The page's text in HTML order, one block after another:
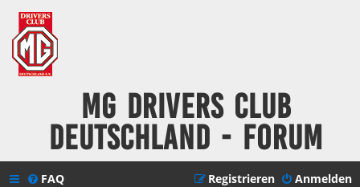
MG Drivers Club
Deutschland - Forum
FAQ Anmelden
Registrieren